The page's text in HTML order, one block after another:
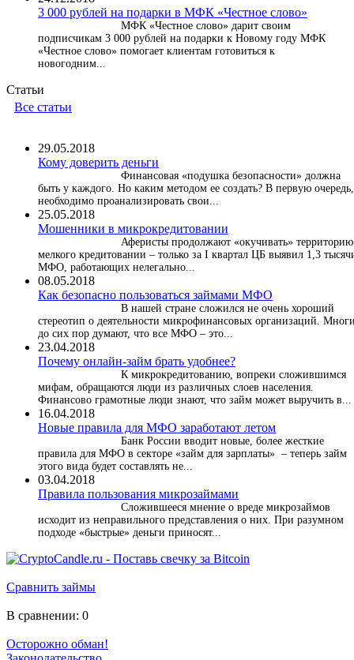
3 000 рублей на подарки в МФК «Честное слово»
МФК «Честное слово» дарит своим
подписчикам 3 000 рублей на подарки к Новому году МФК
«Честное слово» помогает клиентам готовиться к
новогодним...
Статьи
Все статьи
29.05.2018
Кому доверить деньги
Финансовая «подушка безопасности» должна
быть у каждого. Но каким методом ее создать? В первую очередь,
необходимо проанализировать свои...
25.05.2018
Мошенники в микрокредитовании
Аферисты продолжают «окучивать» территорию
мелкого кредитовании – только за I квартал ЦБ выявил 1,3
МФО, работающих нелегально...
08.05.2018
Как безопасно пользоваться займами МФО
В нашей стране сложился не очень хороший
стереотип о деятельности микрофинансовых организаций.
до сих пор думают, что все МФО – это...
23.04.2018
Почему онлайн-займ брать удобнее?
К микрокредитованию, вопреки сложившимся
мифам, обращаются люди из различных слоев населения.
Финансово грамотные люди знают, что займ может выручить в...
16.04.2018
Новые правила для МФО заработают летом
Банк России вводит новые, более жесткие
правила для МФО в секторе «займ для зарплаты» – теперь займ
этого вида будет составлять не...
03.04.2018
​Правила пользования микрозаймами
Сложившееся мнение о вреде микрозаймов
исходит из неправильного представления о них. При разумном
подходе «быстрые» деньги приносят...
Сравнить займы
В сравнении: 0
Осторожно обман!